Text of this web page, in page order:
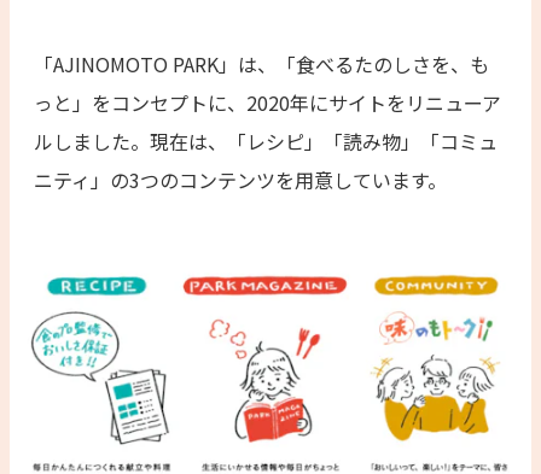
「AJINOMOTO PARK」は、「食べるたのしさを、も
っと」をコンセプトに、2020年にサイトをリニューア
ルしました。現在は、「レシピ」「読み物」「コミュ
ニティ」の3つのコンテンツを用意しています。